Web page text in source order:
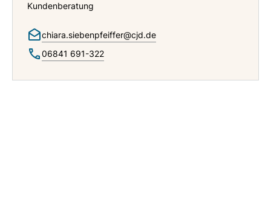
Kundenberatung
chiara.siebenpfeiffer@cjd.de
06841 691-322